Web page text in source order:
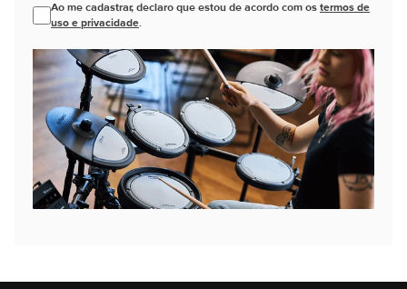
Ao me cadastrar, declaro que estou de acordo com os termos de
uso e privacidade.